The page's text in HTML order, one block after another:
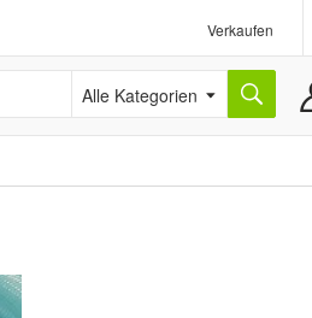
Verkaufen
Alle Kategorien